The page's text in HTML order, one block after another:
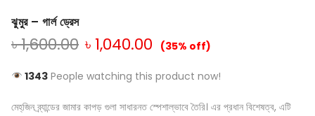
ঝুমুর – গার্ল ড্রেস
৳1,600.00 ৳ 1,040.00 (35% off)
1343People watching this product now!
মেহ্‌জিন ব্র্যান্ডের জামার কাপড় গুলা সাধারনত স্পেশাল্ভাবে তৈরি। এর প্রধান বিশেষত্ব, এটি